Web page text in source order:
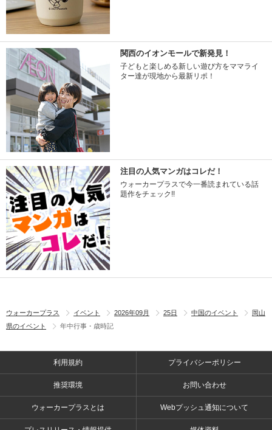
関西のイオンモールで新発見！
子どもと楽しめる新しい遊び方をママライ
ター達が現地から最新リポ！
注目の人気マンガはコレだ！
ウォーカープラスで今一番読まれている話
題作をチェック!!
ウォーカープラス イベント 2026年09月 25日 中国のイベント
岡山
県のイベント
年中行事・歳時記
利用規約 プライバシーポリシー
推奨環境 お問い合わせ
ウォーカープラスとは Webプッシュ通知について